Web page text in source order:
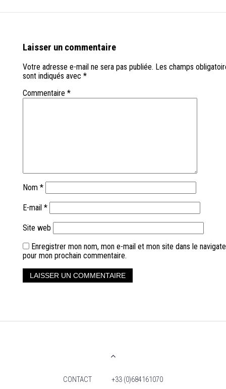
Laisser un commentaire
Votre adresse e-mail ne sera pas publiée. Les champs
sont indiqués avec *
Commentaire *
Nom *
E-mail *
Site web
Enregistrer mon nom, mon e-mail et mon site dans le
pour mon prochain commentaire.
CONTACT +33 (0)684161070